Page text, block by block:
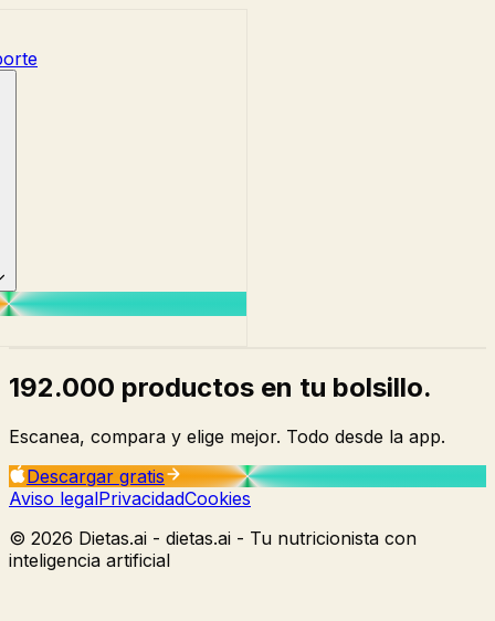
192.000 productos en tu bolsillo.
Escanea, compara y elige mejor. Todo desde la app.
Descargar gratis
Aviso legalPrivacidadCookies
© 2026 Dietas.ai - dietas.ai - Tu nutricionista con
inteligencia artificial